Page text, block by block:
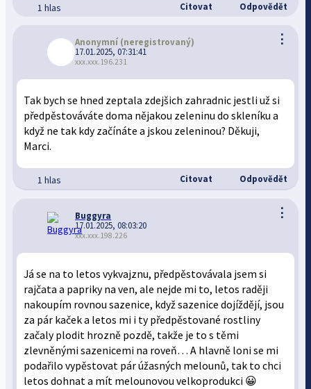
1 hlas Citovat Odpovědět
⋮
Anonymní (neregistrovaný)
17.01.2025, 07:31:41
xxx.xxx.196.231
Tak bych se hned zeptala zdejšich zahradnic jestli už si
předpěstováváte doma nějakou zeleninu do skleníku a
když ne tak kdy začínáte a jskou zeleninou? Děkuji,
Marci.
1 hlas Citovat Odpovědět
⋮
Buggyra
17.01.2025, 08:03:20
xxx.xxx.198.226
Já se na to letos vykvajznu, předpěstovávala jsem si
rajčata a papriky na ven, ale nejde mi to, letos raději
nakoupím rovnou sazenice, když sazenice dojíždějí, jsou
za pár kaček a letos mi i ty předpěstované rostliny
začaly plodit hrozně pozdě, takže je to s těmi
zlevněnými sazenicemi na roveň… A hlavně loni se mi
podařilo vypěstovat pár úžasných melounů, tak to chci
letos dohnat a mít melounovou velkoprodukci 😀